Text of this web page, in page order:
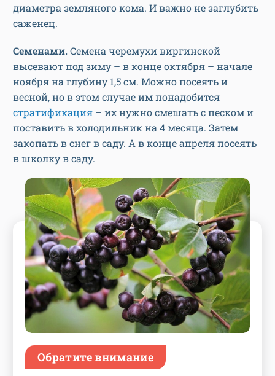
диаметра земляного кома. И важно не заглубить
саженец.
Семенами.Семена черемухи виргинской
высевают под зиму – в конце октября – начале
ноября на глубину 1,5 см. Можно посеять и
весной, но в этом случае им понадобится
стратификация – их нужно смешать с песком и
поставить в холодильник на 4 месяца. Затем
закопать в снег в саду. А в конце апреля посеять
в школку в саду.
Обратите внимание